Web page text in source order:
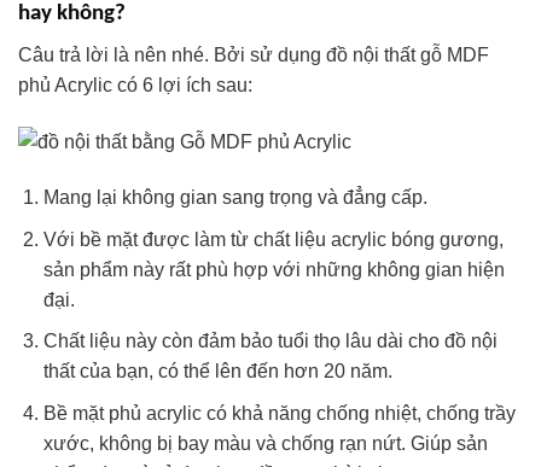
hay không?
Câu trả lời là nên nhé. Bởi sử dụng đồ nội thất gỗ MDF
phủ Acrylic có 6 lợi ích sau:
Mang lại không gian sang trọng và đẳng cấp.
Với bề mặt được làm từ chất liệu acrylic bóng gương,
sản phẩm này rất phù hợp với những không gian hiện
đại.
Chất liệu này còn đảm bảo tuổi thọ lâu dài cho đồ nội
thất của bạn, có thể lên đến hơn 20 năm.
Bề mặt phủ acrylic có khả năng chống nhiệt, chống trầy
xước, không bị bay màu và chống rạn nứt. Giúp sản